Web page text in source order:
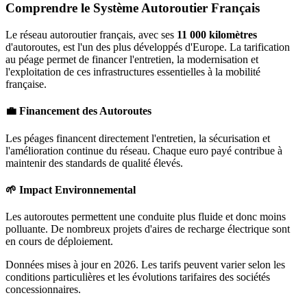
Comprendre le Système Autoroutier Français
Le réseau autoroutier français, avec ses 11 000 kilomètres
d'autoroutes, est l'un des plus développés d'Europe. La tarification
au péage permet de financer l'entretien, la modernisation et
l'exploitation de ces infrastructures essentielles à la mobilité
française.
💼 Financement des Autoroutes
Les péages financent directement l'entretien, la sécurisation et
l'amélioration continue du réseau. Chaque euro payé contribue à
maintenir des standards de qualité élevés.
🌱 Impact Environnemental
Les autoroutes permettent une conduite plus fluide et donc moins
polluante. De nombreux projets d'aires de recharge électrique sont
en cours de déploiement.
Données mises à jour en 2026. Les tarifs peuvent varier selon les
conditions particulières et les évolutions tarifaires des sociétés
concessionnaires.